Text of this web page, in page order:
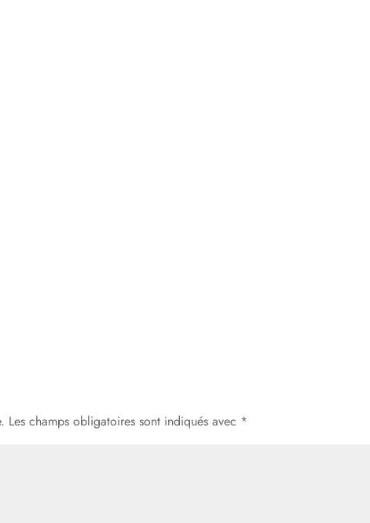
Les champs obligatoires sont indiqués avec *